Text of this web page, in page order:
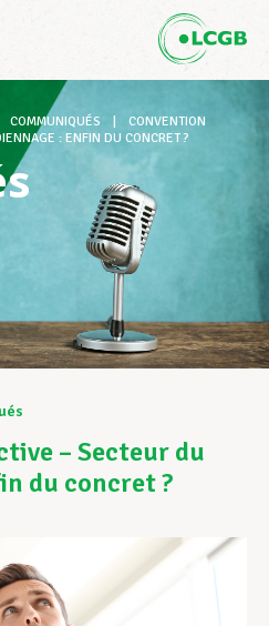
DE
COMMUNIQUÉS
CONVENTION
: ENFIN DU CONCRET ?
– Secteur du
du concret ?